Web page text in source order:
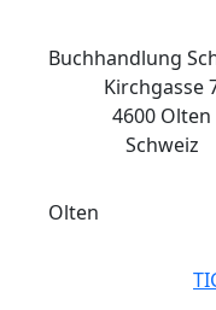
Buchhandlung
Kirchgasse
4600 Olten
Schweiz
Olten